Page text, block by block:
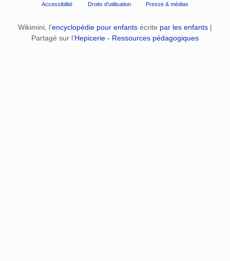
Accessibilité Droits d'utilisation Presse & médias
Wikimini, l’encyclopédie pour enfants écrite par les enfants |
Partagé sur l’Hepicerie - Ressources pédagogiques